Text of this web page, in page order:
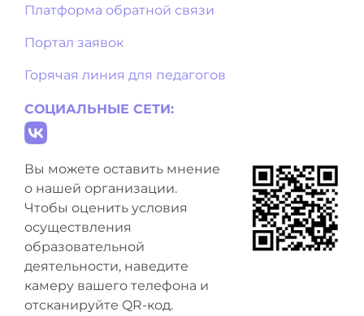
Платформа обратной связи
Портал заявок
Горячая линия для педагогов
СОЦИАЛЬНЫЕ СЕТИ:
Вы можете оставить мнение
о нашей организации.
Чтобы оценить условия
осуществления
образовательной
деятельности, наведите
камеру вашего телефона и
отсканируйте QR-код.